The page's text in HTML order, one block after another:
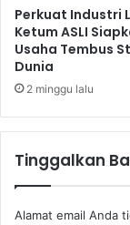
g
a
H
a
r
a
a
a
k
a
n
D
n
g
n
Perkuat Industri
Ketum ASLI
Usaha Tembus
Dunia
2 minggu lalu
Tinggalkan
Alamat email Anda